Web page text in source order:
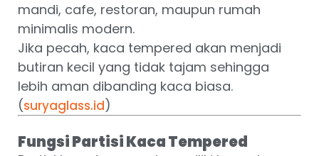
mandi, cafe, restoran, maupun rumah
minimalis modern.
Jika pecah, kaca tempered akan menjadi
butiran kecil yang tidak tajam sehingga
lebih aman dibanding kaca biasa.
(suryaglass.id)
Fungsi Partisi Kaca Tempered